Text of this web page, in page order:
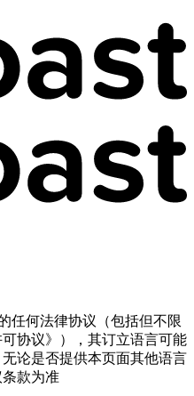
任何法律协议（包括但不限
协议》），其订立语言可能
论是否提供本页面其他语言
款为准